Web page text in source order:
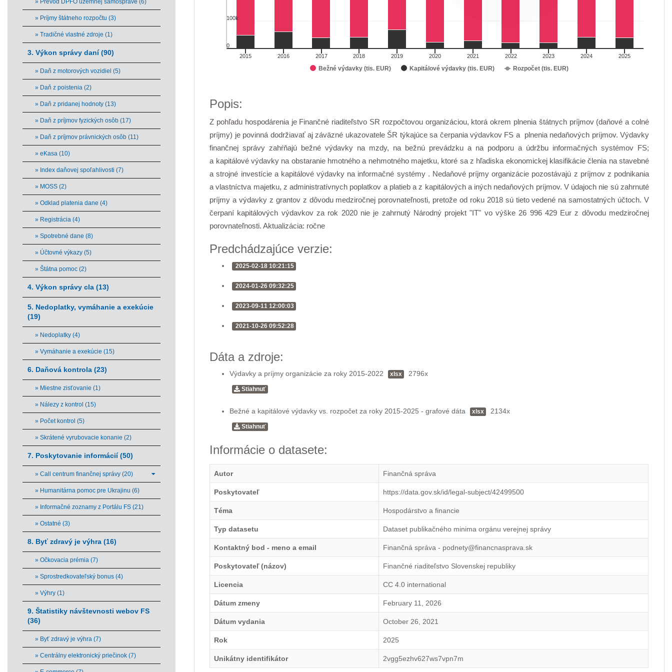
» Prevod DPFO územnej samospráve (6)
» Príjmy štátneho rozpočtu (3)
» Tradičné vlastné zdroje (1)
3. Výkon správy daní (90)
» Daň z motorových vozidiel (5)
» Daň z poistenia (2)
» Daň z pridanej hodnoty (13)
» Daň z príjmov fyzických osôb (17)
» Daň z príjmov právnických osôb (11)
» eKasa (10)
» Index daňovej spoľahlivosti (7)
» MOSS (2)
» Odklad platenia dane (4)
» Registrácia (4)
» Spotrebné dane (8)
» Účtovné výkazy (5)
» Štátna pomoc (2)
4. Výkon správy cla (13)
5. Nedoplatky, vymáhanie a exekúcie
(19)
» Nedoplatky (4)
» Vymáhanie a exekúcie (15)
6. Daňová kontrola (23)
» Miestne zisťovanie (1)
» Nálezy z kontrol (15)
» Počet kontrol (5)
» Skrátené vyrubovacie konanie (2)
7. Poskytovanie informácií (50)
» Call centrum finančnej správy (20)
» Humanitárna pomoc pre Ukrajinu (6)
» Informačné zoznamy z Portálu FS (21)
» Ostatné (3)
8. Byť zdravý je výhra (16)
» Očkovacia prémia (7)
» Sprostredkovateľský bonus (4)
» Výhry (1)
9. Štatistiky návštevnosti webov FS
(36)
» Byť zdravý je výhra (7)
» Centrálny elektronický priečinok (7)
Bežné výdavky (tis. EUR) Kapitálové výdavky (tis. EUR) Rozpočet (tis. EUR)
2015 2016 2017 2018 2019 2020 2021 2022 2023 2024 2025
0
100k
Popis:
Z pohľadu hospodárenia je Finančné riaditeľstvo SR rozpočtovou organizáciou, ktorá okrem plnenia štátnych príjmov (daňové a colné
príjmy) je povinná dodržiavať aj záväzné ukazovatele ŠR týkajúce sa čerpania výdavkov FS a plnenia nedaňových príjmov. Výdavky
finančnej správy zahŕňajú bežné výdavky na mzdy, na bežnú prevádzku a na podporu a údržbu informačných systémov FS;
a kapitálové výdavky na obstaranie hmotného a nehmotného majetku, ktoré sa z hľadiska ekonomickej klasifikácie členia na stavebné
a strojné investície a kapitálové výdavky na informačné systémy . Nedaňové príjmy organizácie pozostávajú z príjmov z podnikania
a vlastníctva majetku, z administratívnych poplatkov a platieb a z kapitálových a iných nedaňových príjmov. V údajoch nie sú zahrnuté
príjmy a výdavky z grantov z dôvodu medziročnej porovnateľnosti, pretože od roku 2018 sú tieto vedené na samostatných účtoch. V
čerpaní kapitálových výdavkov za rok 2020 nie je zahrnutý Národný projekt "IT" vo výške 26 996 429 Eur z dôvodu medziročnej
porovnateľnosti. Aktualizácia: ročne
Predchádzajúce verzie:
2025-02-18 10:21:15
2024-01-26 09:32:25
2023-09-11 12:00:03
2021-10-26 09:52:28
Dáta a zdroje:
Výdavky a príjmy organizácie za roky 2015-2022 xlsx 2796x
Stiahnuť
Bežné a kapitálové výdavky vs. rozpočet za roky 2015-2025 - grafové dáta xlsx 2134x
Stiahnuť
Informácie o datasete:
Autor Finančná správa
Poskytovateľ https://data.gov.sk/id/legal-subject/42499500
Téma Hospodárstvo a financie
Typ datasetu Dataset publikačného minima orgánu verejnej správy
Kontaktný bod - meno a email Finančná správa - podnety@financnasprava.sk
Poskytovateľ (názov) Finančné riaditeľstvo Slovenskej republiky
Licencia CC 4.0 international
Dátum zmeny February 11, 2026
Dátum vydania October 26, 2021
Rok 2025
Unikátny identifikátor 2vgg5ezhv627ws7vpn7m